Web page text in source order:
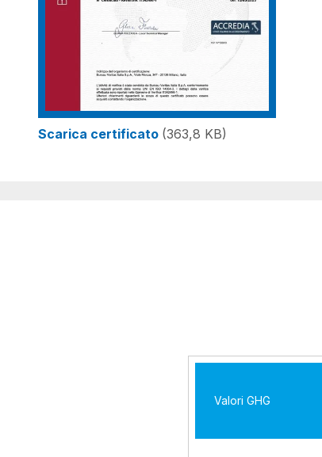
Scarica certificato (363,8 KB)
Valori GHG